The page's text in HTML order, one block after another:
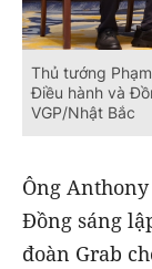
Thủ tướng
Điều hành và
VGP/Nhật Bắc
Ông
Đồng sáng
đoàn Grab